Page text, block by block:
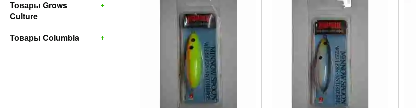
+
Товары Grows
Culture
+
Товары Columbia